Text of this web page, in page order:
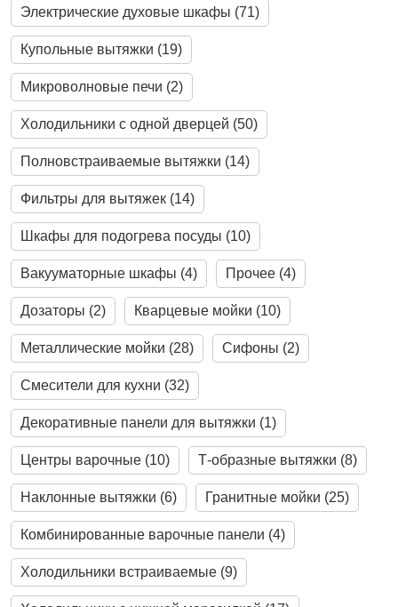
Электрические духовые шкафы (71)
Купольные вытяжки (19)
Микроволновые печи (2)
Холодильники с одной дверцей (50)
Полновстраиваемые вытяжки (14)
Фильтры для вытяжек (14)
Шкафы для подогрева посуды (10)
Вакууматорные шкафы (4) Прочее (4)
Дозаторы (2) Кварцевые мойки (10)
Металлические мойки (28) Сифоны (2)
Смесители для кухни (32)
Декоративные панели для вытяжки (1)
Центры варочные (10) Т-образные вытяжки (8)
Наклонные вытяжки (6) Гранитные мойки (25)
Комбинированные варочные панели (4)
Холодильники встраиваемые (9)